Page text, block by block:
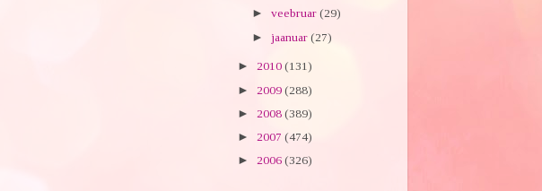
► veebruar (29)
► jaanuar (27)
► 2010 (131)
► 2009 (288)
► 2008 (389)
► 2007 (474)
► 2006 (326)